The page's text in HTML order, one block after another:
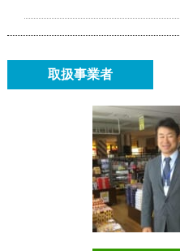
取扱事業者